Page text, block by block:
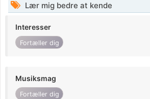
Lær mig bedre at kende
Interesser
Fortæller dig
Musiksmag
Fortæller dig